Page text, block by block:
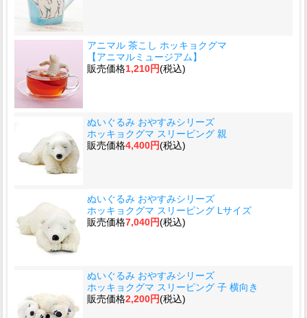
アニマル 茶こし ホッキョクグマ
【アニマルミュージアム】
販売価格1,210円(税込)
ぬいぐるみ おやすみシリーズ
ホッキョクグマ スリーピング 親
販売価格4,400円(税込)
ぬいぐるみ おやすみシリーズ
ホッキョクグマ スリーピング Lサイズ
販売価格7,040円(税込)
ぬいぐるみ おやすみシリーズ
ホッキョクグマ スリーピング 子 横向き
販売価格2,200円(税込)